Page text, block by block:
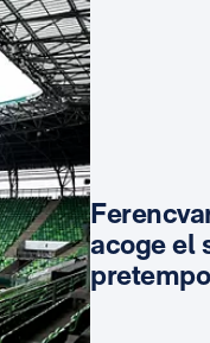
acoge el